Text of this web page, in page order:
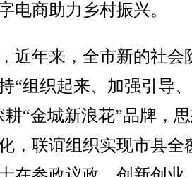
电商助力乡村振兴。
年来，全市新的社会
“组织起来、加强引导
“金城新浪花”品牌，
，联谊组织实现市县全